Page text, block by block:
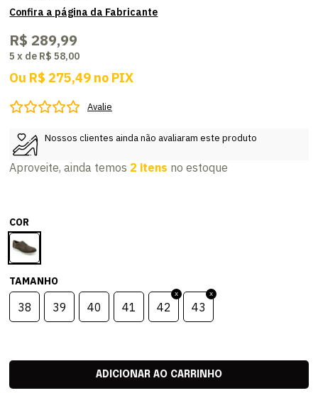
R$ 289,99
5 x de R$ 58,00
Ou R$ 275,49 no PIX
Avalie
Nossos clientes ainda não avaliaram este produto
Aproveite, ainda temos 2 itens no estoque
COR
TAMANHO
38 39 40 41 42 43